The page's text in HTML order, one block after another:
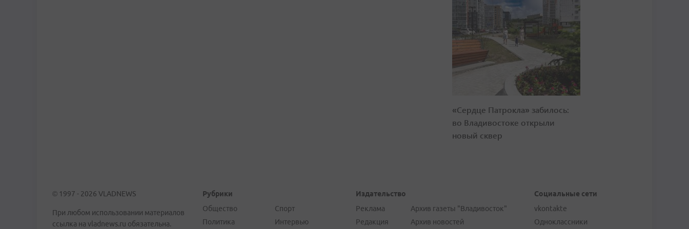
«Сердце Патрокла» забилось:
во Владивостоке открыли
новый сквер
© 1997 - 2026 VLADNEWS
При любом использовании материалов
ссылка на vladnews.ru обязательна.
Рубрики
Общество
Политика
Спорт
Интервью
Издательство
Реклама
Редакция
Архив газеты "Владивосток"
Архив новостей
Социальные сети
vkontakte
Одноклассники